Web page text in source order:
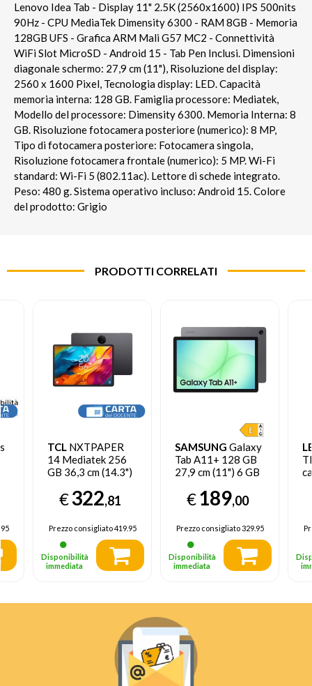
Lenovo Idea Tab - Display 11" 2.5K (2560x1600) IPS 500nits
90Hz - CPU MediaTek Dimensity 6300 - RAM 8GB - Memoria
128GB UFS - Grafica ARM Mali G57 MC2 - Connettività
WiFi Slot MicroSD - Android 15 - Tab Pen Inclusi. Dimensioni
diagonale schermo: 27,9 cm (11"), Risoluzione del display:
2560 x 1600 Pixel, Tecnologia display: LED. Capacità
memoria interna: 128 GB. Famiglia processore: Mediatek,
Modello del processore: Dimensity 6300. Memoria Interna: 8
GB. Risoluzione fotocamera posteriore (numerico): 8 MP,
Tipo di fotocamera posteriore: Fotocamera singola,
Risoluzione fotocamera frontale (numerico): 5 MP. Wi-Fi
standard: Wi-Fi 5 (802.11ac). Lettore di schede integrato.
Peso: 480 g. Sistema operativo incluso: Android 15. Colore
del prodotto: Grigio
PRODOTTI CORRELATI
TCL NXTPAPER
14 Mediatek 256
GB 36,3 cm (14.3")
(802.11ac) Android
14 Grigio
€322,81
Prezzo consigliato419.95
Disponibilità
immediata
SAMSUNG Galaxy
Tab A11+ 128 GB
27,9 cm (11") 6 GB
Grigio
€189,00
Prezzo consigliato329.95
Disponibilità
immediata